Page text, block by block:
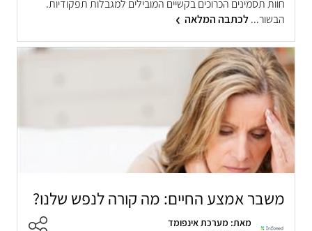
חוות תסמינים הכרוכים בקשיים המובילים למגבלות תפקודיות.
הבשור...לכתבה המלאה
משבר אמצע החיים: מה קורה לנפש שלנו?
מאת: מערכת אינפומד